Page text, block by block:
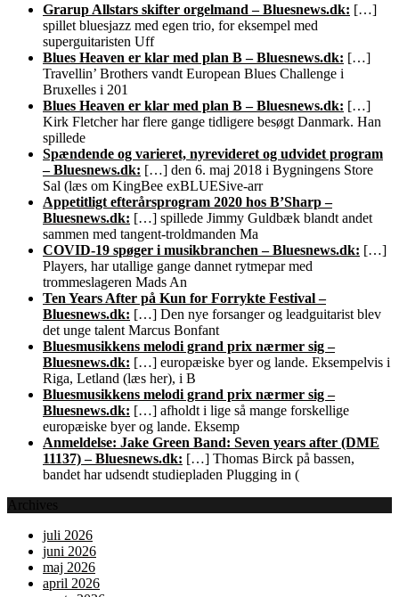
Grarup Allstars skifter orgelmand – Bluesnews.dk: […]
spillet bluesjazz med egen trio, for eksempel med
superguitaristen Uff
Blues Heaven er klar med plan B – Bluesnews.dk: […]
Travellin’ Brothers vandt European Blues Challenge i
Bruxelles i 201
Blues Heaven er klar med plan B – Bluesnews.dk: […]
Kirk Fletcher har flere gange tidligere besøgt Danmark. Han
spillede
Spændende og varieret, nyrevideret og udvidet program
– Bluesnews.dk: […] den 6. maj 2018 i Bygningens Store
Sal (læs om KingBee exBLUESive-arr
Appetitligt efterårsprogram 2020 hos B’Sharp –
Bluesnews.dk: […] spillede Jimmy Guldbæk blandt andet
sammen med tangent-troldmanden Ma
COVID-19 spøger i musikbranchen – Bluesnews.dk: […]
Players, har utallige gange dannet rytmepar med
trommeslageren Mads An
Ten Years After på Kun for Forrykte Festival –
Bluesnews.dk: […] Den nye forsanger og leadguitarist blev
det unge talent Marcus Bonfant
Bluesmusikkens melodi grand prix nærmer sig –
Bluesnews.dk: […] europæiske byer og lande. Eksempelvis i
Riga, Letland (læs her), i B
Bluesmusikkens melodi grand prix nærmer sig –
Bluesnews.dk: […] afholdt i lige så mange forskellige
europæiske byer og lande. Eksemp
Anmeldelse: Jake Green Band: Seven years after (DME
11137) – Bluesnews.dk: […] Thomas Birck på bassen,
bandet har udsendt studiepladen Plugging in (
Archives
juli 2026
juni 2026
maj 2026
april 2026